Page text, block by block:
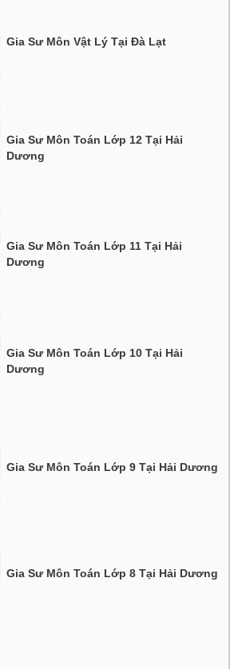
Gia Sư Môn Vật Lý Tại Đà Lạt
Gia Sư Môn Toán Lớp 12 Tại Hải
Dương
Gia Sư Môn Toán Lớp 11 Tại Hải
Dương
Gia Sư Môn Toán Lớp 10 Tại Hải
Dương
Gia Sư Môn Toán Lớp 9 Tại Hải Dương
Gia Sư Môn Toán Lớp 8 Tại Hải Dương